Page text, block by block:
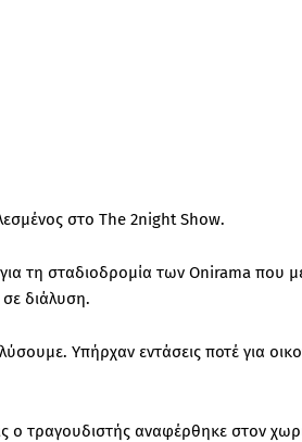
στο The 2night Show.
τη σταδιοδρομία των Onirama που
διάλυση.
Υπήρχαν εντάσεις ποτέ για
ο τραγουδιστής αναφέρθηκε στον